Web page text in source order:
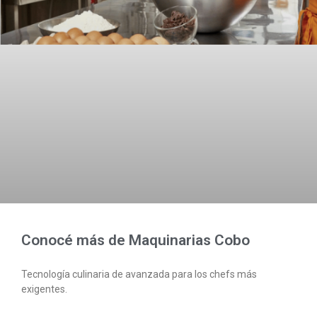
Conocé más de Maquinarias Cobo
Tecnología culinaria de avanzada para los chefs más
exigentes.